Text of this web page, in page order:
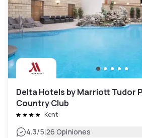
Delta Hotels by Marriott Tudor
Country Club
Kent
4.3/5|26 Opiniones